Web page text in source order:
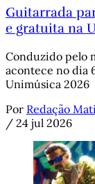
Guitarrada
e gratuita na
Conduzido pelo
acontece no dia
Unimúsica 2026
Por Redação
/ 24 jul 2026